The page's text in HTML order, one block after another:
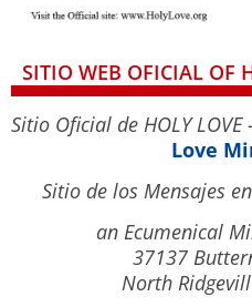
SITIO WEB OFICIAL OF
Sitio Oficial de HOLY
Love
Sitio de los Mensajes
an Ecumenical
37137
North